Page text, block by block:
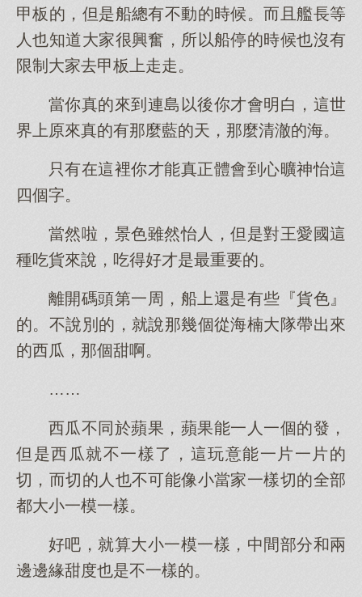
甲板的，但是船總有不動的時候。而且艦長等
人也知道大家很興奮，所以船停的時候也沒有
限制大家去甲板上走走。
當你真的來到連島以後你才會明白，這世
界上原來真的有那麼藍的天，那麼清澈的海。
只有在這裡你才能真正體會到心曠神怡這
四個字。
當然啦，景色雖然怡人，但是對王愛國這
種吃貨來說，吃得好才是最重要的。
離開碼頭第一周，船上還是有些『貨色』
的。不說別的，就說那幾個從海楠大隊帶出來
的西瓜，那個甜啊。
……
西瓜不同於蘋果，蘋果能一人一個的發，
但是西瓜就不一樣了，這玩意能一片一片的
切，而切的人也不可能像小當家一樣切的全部
都大小一模一樣。
好吧，就算大小一模一樣，中間部分和兩
邊邊緣甜度也是不一樣的。